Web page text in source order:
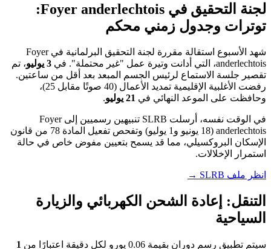
لجنة التحقيق في Foyer anderlechtois:
توترات وجدول زمني محكم
شهد الأسبوع استقالة مقررة لجنة التحقيق البرلمانية في Foyer
anderlechtois، التي أدانت وتيرة عمل "غير محتملة". في
3 يوليو
، تم
تقصير جلسة الاستماع لرئيس الجسم المبعد بعد أقل من ساعتين.
رفضت الأغلبية الإقليمية تمديد الأعمال (40 صوتًا مقابل 25)،
وحافظت على الموعد النهائي في 21 يوليو .
في الوقت نفسه، أرسلت SLRB تنبيهين رسميين إلى Foyer
anderlechtois (18 يونيو و1 يوليو) وتفحص تفعيل المادة 78 من قانون
الإسكان البروكسيلي، مما قد يسمح بتعيين مفوض خاص في حالة
استمرار الإخلالات.
انظر ملف SLRB →
التنقل: إعادة الشحن الكهربائي والزيارة
السياحية
سيتم تطبيق رسم دوران بقيمة 0.06 يورو لكل دقيقة اعتبارًا من
1